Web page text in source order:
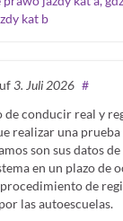
kat b
3. Juli 2026 #
conducir real y
realizar una
son sus datos
en un plazo de
de
las autoescuelas.